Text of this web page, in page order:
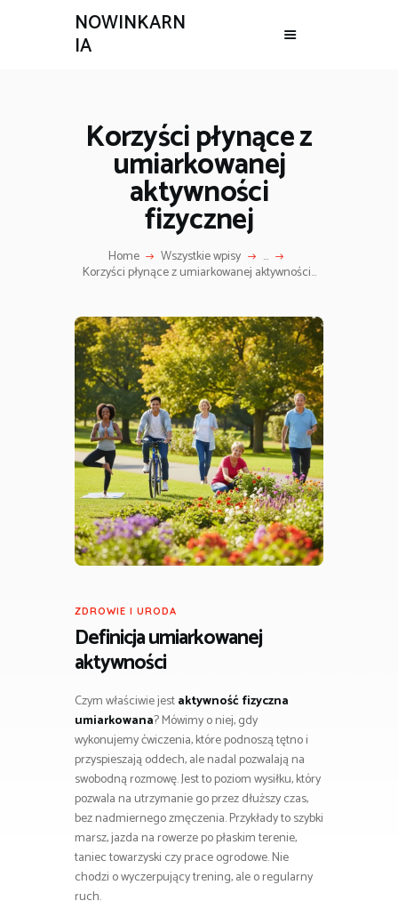
NOWINKARN
IA
Korzyści płynące z
umiarkowanej
aktywności
fizycznej
Home Wszystkie wpisy ...
Korzyści płynące z umiarkowanej aktywności...
ZDROWIE I URODA
Definicja umiarkowanej
aktywności
Czym właściwie jestaktywność fizyczna
umiarkowana? Mówimy o niej, gdy
wykonujemy ćwiczenia, które podnoszą tętno i
przyspieszają oddech, ale nadal pozwalają na
swobodną rozmowę. Jest to poziom wysiłku, który
pozwala na utrzymanie go przez dłuższy czas,
bez nadmiernego zmęczenia. Przykłady to szybki
marsz, jazda na rowerze po płaskim terenie,
taniec towarzyski czy prace ogrodowe. Nie
chodzi o wyczerpujący trening, ale o regularny
ruch.